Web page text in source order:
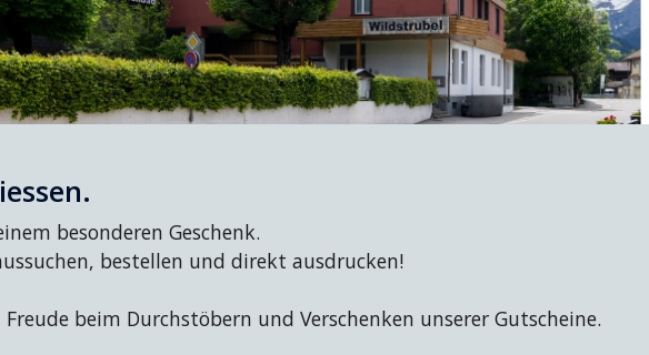
besonderen Geschenk.
bestellen und direkt ausdrucken!
beim Durchstöbern und Verschenken unserer Gutscheine.